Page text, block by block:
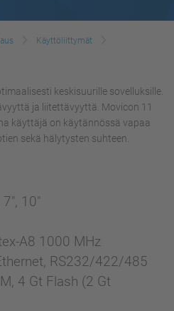
Käyttöliittymät
keskisuurille sovelluksille.
ja liitettävyyttä. Movicon 11
käyttäjä on käytännössä vapaa
sekä hälytysten suhteen.
10"
A8 1000 MHz
RS232/422/485
4 Gt Flash (2 Gt